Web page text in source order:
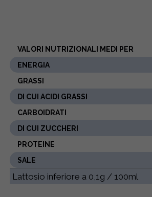
VALORI NUTRIZIONALI MEDI PER
ENERGIA
GRASSI
DI CUI ACIDI GRASSI
CARBOIDRATI
DI CUI ZUCCHERI
PROTEINE
SALE
Lattosio inferiore a 0,1g / 100ml